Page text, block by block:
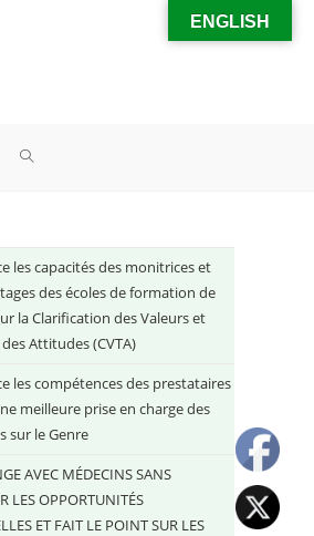
les capacités des monitrices et
des écoles de formation de
la Clarification des Valeurs et
Attitudes (CVTA)
les compétences des prestataires
meilleure prise en charge des
sur le Genre
AVEC MÉDECINS SANS
LES OPPORTUNITÉS
ET FAIT LE POINT SUR LES
ENGLISH